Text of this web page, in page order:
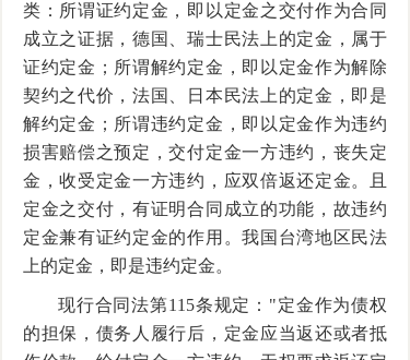
类：所谓证约定金，即以定金之交付作为合同
成立之证据，德国、瑞士民法上的定金，属于
证约定金；所谓解约定金，即以定金作为解除
契约之代价，法国、日本民法上的定金，即是
解约定金；所谓违约定金，即以定金作为违约
损害赔偿之预定，交付定金一方违约，丧失定
金，收受定金一方违约，应双倍返还定金。且
定金之交付，有证明合同成立的功能，故违约
定金兼有证约定金的作用。我国台湾地区民法
上的定金，即是违约定金。
现行合同法第115条规定："定金作为债权
的担保，债务人履行后，定金应当返还或者抵